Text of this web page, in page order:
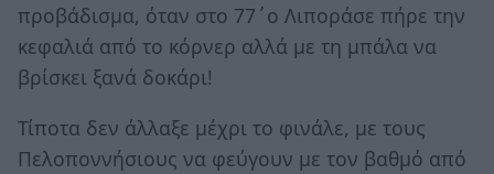
προβάδισμα, όταν στο 77΄ο Λιποράσε πήρε την
κεφαλιά από το κόρνερ αλλά με τη μπάλα να
βρίσκει ξανά δοκάρι!
Τίποτα δεν άλλαξε μέχρι το φινάλε, με τους
Πελοποννήσιους να φεύγουν με τον βαθμό από